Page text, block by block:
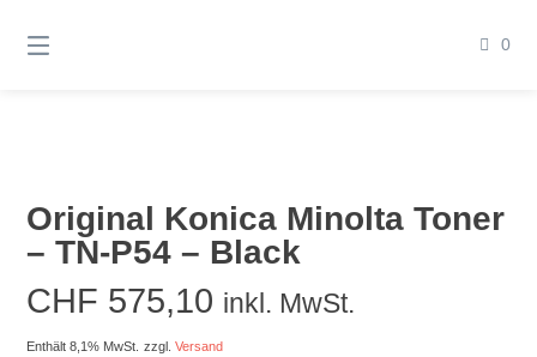
zum
0
Original Konica Minolta Toner
– TN-P54 – Black
CHF 575,10 inkl. MwSt.
Enthält 8,1% MwSt. zzgl.Versand